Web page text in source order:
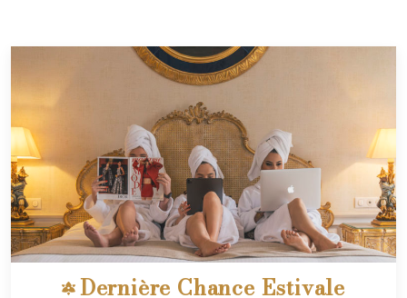
Dernière Chance Estivale